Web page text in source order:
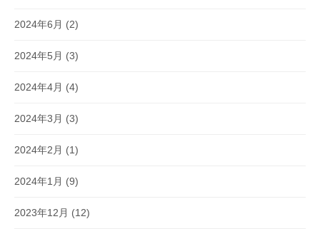
2024年6月 (2)
2024年5月 (3)
2024年4月 (4)
2024年3月 (3)
2024年2月 (1)
2024年1月 (9)
2023年12月 (12)